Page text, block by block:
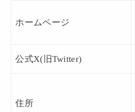
ホームページ
公式X(旧Twitter)
住所